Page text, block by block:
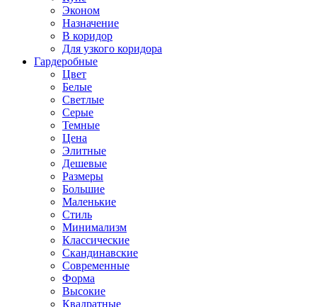
Эконом
Назначение
В коридор
Для узкого коридора
Гардеробные
Цвет
Белые
Светлые
Серые
Темные
Цена
Элитные
Дешевые
Размеры
Большие
Маленькие
Стиль
Минимализм
Классические
Скандинавские
Современные
Форма
Высокие
Квадратные